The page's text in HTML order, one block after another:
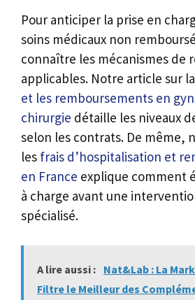
Pour anticiper la prise en
soins médicaux non
connaître les mécanismes de
applicables. Notre article sur la
et les remboursements en
chirurgie détaille les niveaux
selon les contrats. De même,
les frais d’hospitalisation et
en France explique comment
à charge avant une
spécialisé.
A lire aussi : Nat&Lab : La
Filtre le Meilleur des